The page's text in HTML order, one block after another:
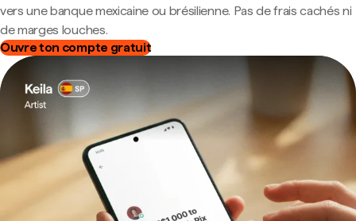
vers une banque mexicaine ou brésilienne. Pas de frais cachés ni
de marges louches.
Ouvre ton compte gratuit